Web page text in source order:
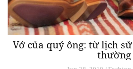
Vớ của quý ông: từ lịch
thường